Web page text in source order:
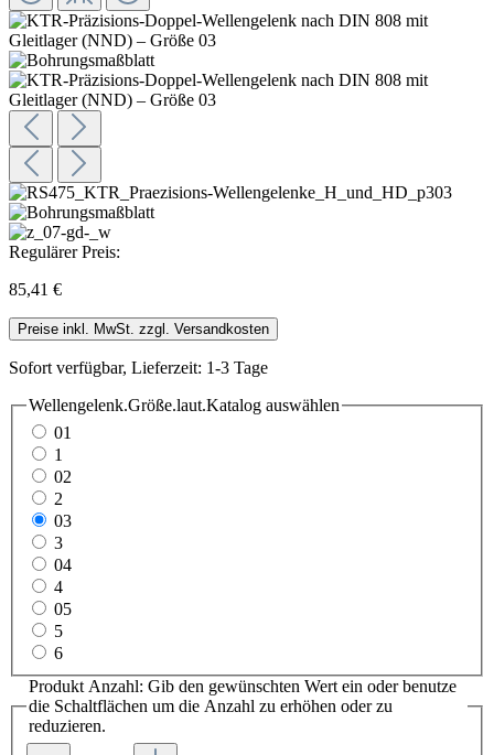
Regulärer Preis:
85,41 €
Preise inkl. MwSt. zzgl. Versandkosten
Sofort verfügbar, Lieferzeit: 1-3 Tage
Wellengelenk.Größe.laut.Katalog auswählen
01
1
02
2
03
3
04
4
05
5
6
Produkt Anzahl: Gib den gewünschten Wert ein oder benutze
die Schaltflächen um die Anzahl zu erhöhen oder zu
reduzieren.